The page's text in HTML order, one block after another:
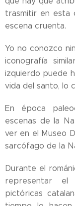
trasmitir en esta
escena cruenta.
Yo no conozco
iconografía
izquierdo puede
vida del santo, lo
En época
escenas de la
ver en el Museo
sarcófago de la
Durante el
representar el
pictóricas